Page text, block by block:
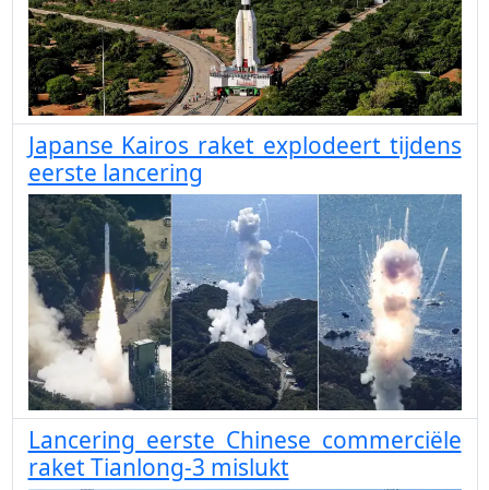
Japanse Kairos raket explodeert tijdens
eerste lancering
Lancering eerste Chinese commerciële
raket Tianlong-3 mislukt